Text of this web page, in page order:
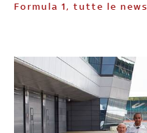
Formula 1, tutte le news